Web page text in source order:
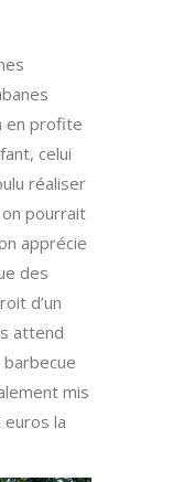
en profite
celui
réaliser
pourrait
apprécie
des
d’un
attend
mis
la